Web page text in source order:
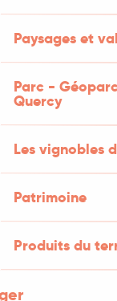
Paysages et
Parc -
Quercy
Les vignobles
Patrimoine
Produits du
à des
!
montgolfières